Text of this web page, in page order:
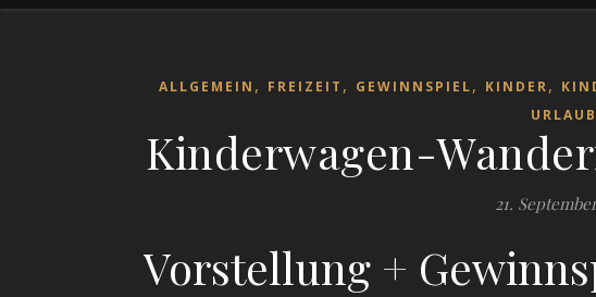
ALLGEMEIN , FREIZEIT , GEWINNSPIEL, KINDER,
URLAUB
Kinderwagen-
21.
Vorstellung +